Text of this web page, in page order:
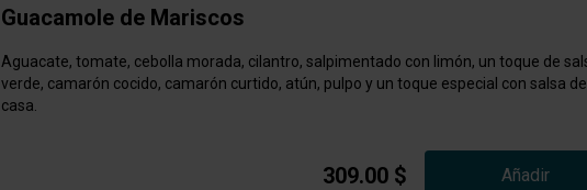
Guacamole de Mariscos
Aguacate, tomate, cebolla morada, cilantro, salpimentado con limón, un toque de
verde, camarón cocido, camarón curtido, atún, pulpo y un toque especial con salsa
casa.
309.00 $ Añadir